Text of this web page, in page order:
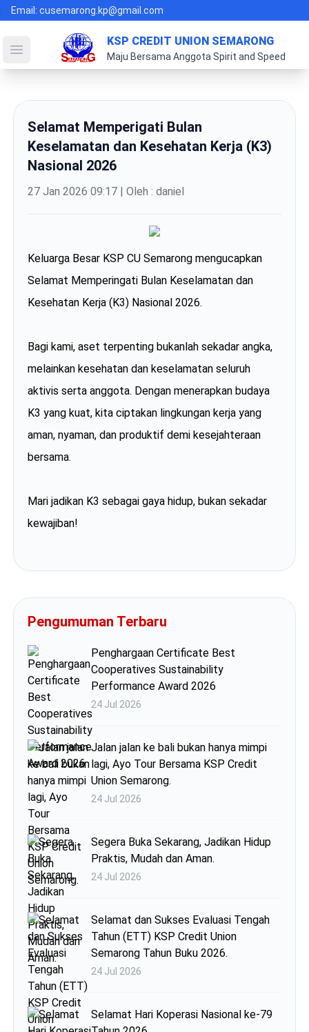
Email: cusemarong.kp@gmail.com
Open main menu
KSP CREDIT UNION SEMARONG
Maju Bersama Anggota Spirit and Speed
Selamat Memperigati Bulan
Keselamatan dan Kesehatan Kerja (K3)
Nasional 2026
27 Jan 2026 09:17 | Oleh : daniel
Keluarga Besar KSP CU Semarong mengucapkan
Selamat Memperingati Bulan Keselamatan dan
Kesehatan Kerja (K3) Nasional 2026.
Bagi kami, aset terpenting bukanlah sekadar angka,
melainkan kesehatan dan keselamatan seluruh
aktivis serta anggota. Dengan menerapkan budaya
K3 yang kuat, kita ciptakan lingkungan kerja yang
aman, nyaman, dan produktif demi kesejahteraan
bersama.
Mari jadikan K3 sebagai gaya hidup, bukan sekadar
kewajiban!
Pengumuman Terbaru
Penghargaan Certificate Best
Cooperatives Sustainability
Performance Award 2026
24 Jul 2026
Jalan jalan ke bali bukan hanya mimpi
lagi, Ayo Tour Bersama KSP Credit
Union Semarong.
24 Jul 2026
Segera Buka Sekarang, Jadikan Hidup
Praktis, Mudah dan Aman.
24 Jul 2026
Selamat dan Sukses Evaluasi Tengah
Tahun (ETT) KSP Credit Union
Semarong Tahun Buku 2026.
24 Jul 2026
Selamat Hari Koperasi Nasional ke-79